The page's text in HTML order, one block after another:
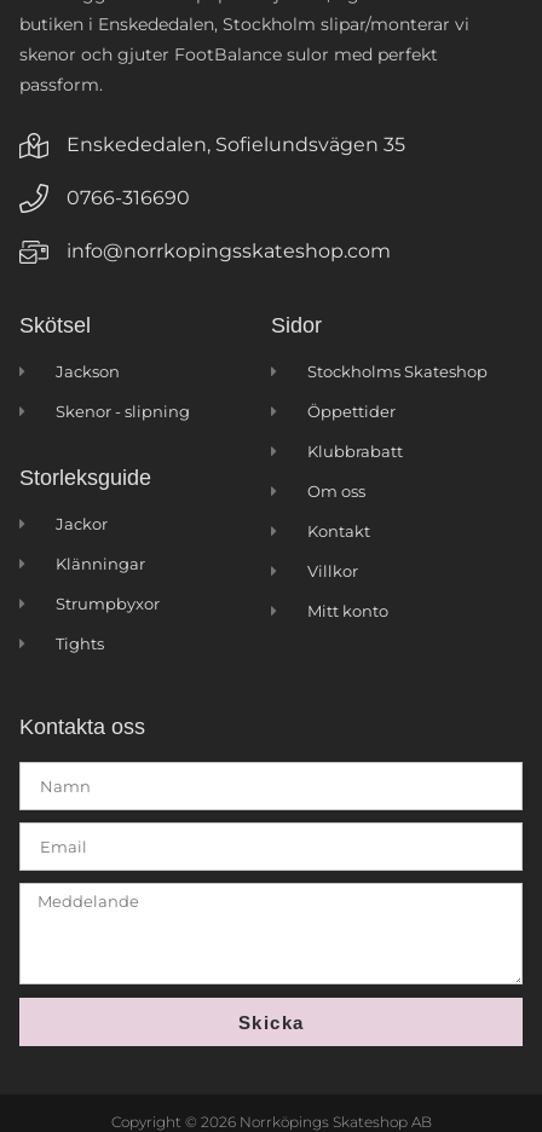
butiken i Enskededalen, Stockholm slipar/monterar vi
skenor och gjuter FootBalance sulor med perfekt
passform.
Enskededalen, Sofielundsvägen 35
0766-316690
info@norrkopingsskateshop.com
Skötsel
Jackson
Skenor - slipning
Storleksguide
Jackor
Klänningar
Strumpbyxor
Tights
Sidor
Stockholms Skateshop
Öppettider
Klubbrabatt
Om oss
Kontakt
Villkor
Mitt konto
Kontakta oss
Skicka
Copyright © 2026 Norrköpings Skateshop AB